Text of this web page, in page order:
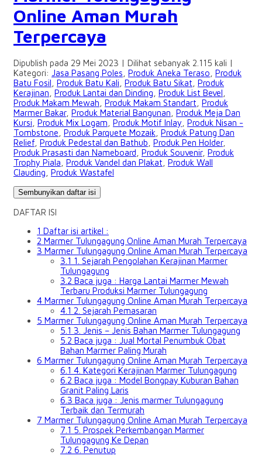
Online Aman Murah
Terpercaya
Dipublish pada 29 Mei 2023 | Dilihat sebanyak 2.115 kali |
Kategori: Jasa Pasang Poles Produk Aneka Teraso Produk
Batu Fosil Produk Batu Kali Produk Batu Sikat Produk
Kerajinan Produk Lantai dan Dinding Produk List Bevel
Produk Makam Mewah Produk Makam Standart Produk
Marmer Bakar, Produk Material Bangunan Produk Meja Dan
Kursi Produk Mix Logam Produk Motif Inlay Produk Nisan -
Tombstone Produk Parquete Mozaik Produk Patung Dan
Relief Produk Pedestal dan Bathub Produk Pen Holder,
Produk Prasasti dan Nameboard Produk Souvenir, Produk
Trophy Piala Produk Vandel dan Plakat Produk Wall
Clauding Produk Wastafel
Sembunyikan daftar isi
DAFTAR ISI
1 Daftar isi artikel :
2 Marmer Tulungagung Online Aman Murah Terpercaya
3 Marmer Tulungagung Online Aman Murah Terpercaya
3.1 1. Sejarah Pengolahan Kerajinan Marmer
Tulungagung
3.2 Baca juga : Harga Lantai Marmer Mewah
Terbaru Produksi Marmer Tulungagung
4 Marmer Tulungagung Online Aman Murah Terpercaya
4.1 2. Sejarah Pemasaran
5 Marmer Tulungagung Online Aman Murah Terpercaya
5.1 3. Jenis – Jenis Bahan Marmer Tulungagung
5.2 Baca juga : Jual Mortal Penumbuk Obat
Bahan Marmer Paling Murah
6 Marmer Tulungagung Online Aman Murah Terpercaya
6.1 4. Kategori Kerajinan Marmer Tulungagung
6.2 Baca juga : Model Bongpay Kuburan Bahan
Granit Paling Laris
6.3 Baca juga : Jenis marmer Tulungagung
Terbaik dan Termurah
7 Marmer Tulungagung Online Aman Murah Terpercaya
7.1 5. Prospek Perkembangan Marmer
Tulungagung Ke Depan
7.2 6. Penutup